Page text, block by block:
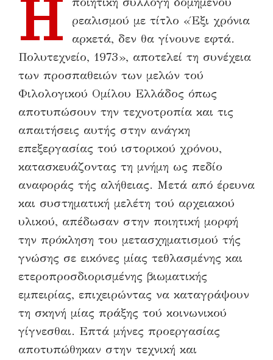
Η
ρεαλισμού με τίτλο «Έξι χρόνια
αρκετά, δεν θα γίνουνε εφτά.
Πολυτεχνείο, 1973», αποτελεί τη συνέχεια
των προσπαθειών των μελών τού
Φιλολογικού Ομίλου Ελλάδος όπως
αποτυπώσουν την τεχνοτροπία και τις
απαιτήσεις αυτής στην ανάγκη
επεξεργασίας τού ιστορικού χρόνου,
κατασκευάζοντας τη μνήμη ως πεδίο
αναφοράς τής αλήθειας. Μετά από έρευνα
και συστηματική μελέτη τού αρχειακού
υλικού, απέδωσαν στην ποιητική μορφή
την πρόκληση του μετασχηματισμού τής
γνώσης σε εικόνες μίας τεθλασμένης και
ετεροπροσδιορισμένης βιωματικής
εμπειρίας, επιχειρώντας να καταγράψουν
τη σκηνή μίας πράξης τού κοινωνικού
γίγνεσθαι. Επτά μήνες προεργασίας
αποτυπώθηκαν στην τεχνική και